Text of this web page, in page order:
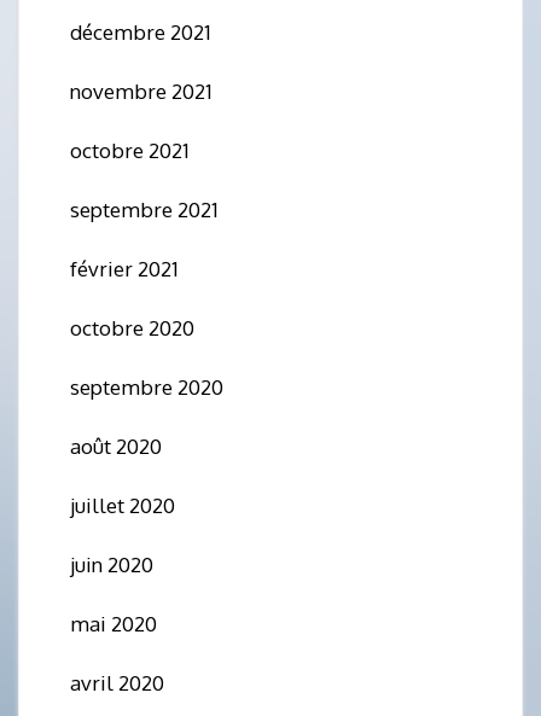
décembre 2021
novembre 2021
octobre 2021
septembre 2021
février 2021
octobre 2020
septembre 2020
août 2020
juillet 2020
juin 2020
mai 2020
avril 2020